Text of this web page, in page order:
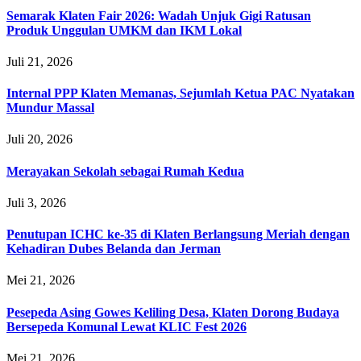
Semarak Klaten Fair 2026: Wadah Unjuk Gigi Ratusan
Produk Unggulan UMKM dan IKM Lokal
Juli 21, 2026
Internal PPP Klaten Memanas, Sejumlah Ketua PAC Nyatakan
Mundur Massal
Juli 20, 2026
Merayakan Sekolah sebagai Rumah Kedua
Juli 3, 2026
Penutupan ICHC ke-35 di Klaten Berlangsung Meriah dengan
Kehadiran Dubes Belanda dan Jerman
Mei 21, 2026
Pesepeda Asing Gowes Keliling Desa, Klaten Dorong Budaya
Bersepeda Komunal Lewat KLIC Fest 2026
Mei 21, 2026